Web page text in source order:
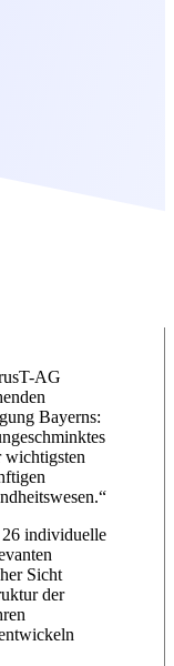
AG
Bayerns:
wichtigsten
26 individuelle
Sicht
der